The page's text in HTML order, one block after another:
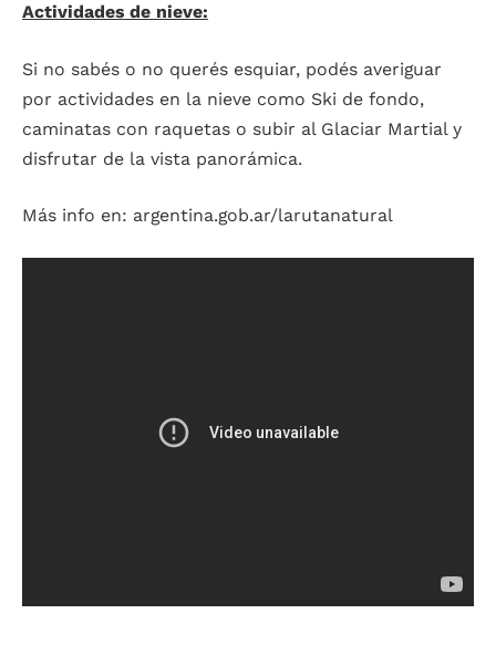
Actividades de nieve:
Si no sabés o no querés esquiar, podés averiguar
por actividades en la nieve como Ski de fondo,
caminatas con raquetas o subir al Glaciar Martial y
disfrutar de la vista panorámica.
Más info en: argentina.gob.ar/larutanatural